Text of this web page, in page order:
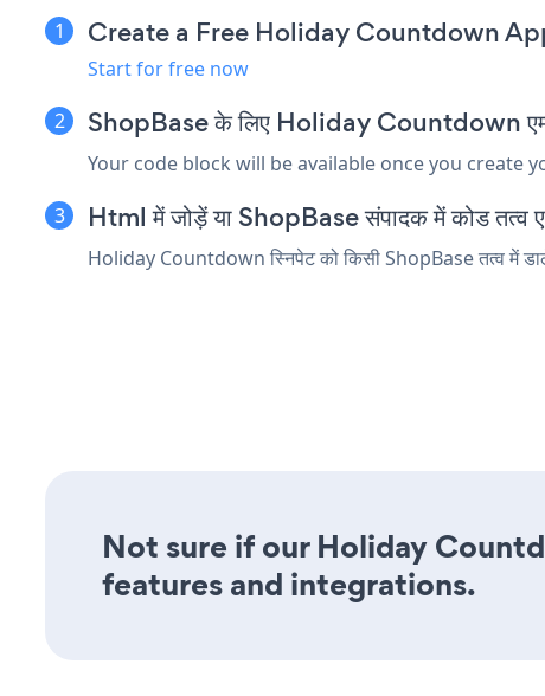
Create a Free Holiday Countdown
Start for free now
ShopBase के लिए Holiday Countdown
Your code block will be available once you create
Html में जोड़ें या ShopBase संपादक में कोड तत्व
Holiday Countdown स्निपेट को किसी ShopBase तत्व में
Not sure if our Holiday
features and integrations.